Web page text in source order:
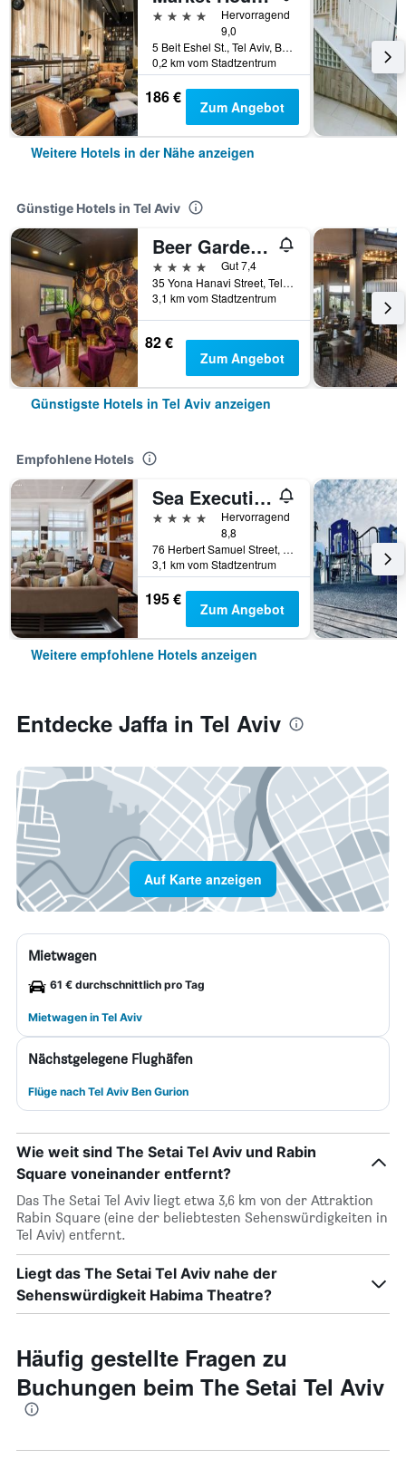
4 Sterne
Hervorragend
9,0
5 Beit Eshel St., Tel Aviv, Bezirk Tel Aviv, Israel
0,2 km vom Stadtzentrum
186 € Zum Angebot
Weitere Hotels in der Nähe anzeigen
Günstige Hotels in Tel Aviv
Beer Garden Hotel
4 Sterne
Gut 7,4
35 Yona Hanavi Street, Tel Aviv, Bezirk Tel Aviv, Israel
3,1 km vom Stadtzentrum
82 €
Zum Angebot
Günstigste Hotels in Tel Aviv anzeigen
Empfohlene Hotels
Sea Executive Suites
4 Sterne
Hervorragend
8,8
76 Herbert Samuel Street, Tel Aviv, Bezirk Tel Aviv, Israel
3,1 km vom Stadtzentrum
195 € Zum Angebot
Weitere empfohlene Hotels anzeigen
Entdecke Jaffa in Tel Aviv
Auf Karte anzeigen
Mietwagen
61 € durchschnittlich pro Tag
Mietwagen in Tel Aviv
Nächstgelegene Flughäfen
Flüge nach Tel Aviv Ben Gurion
Wie weit sind The Setai Tel Aviv und Rabin
Square voneinander entfernt?
Das The Setai Tel Aviv liegt etwa 3,6 km von der Attraktion
Rabin Square (eine der beliebtesten Sehenswürdigkeiten in
Tel Aviv) entfernt.
Liegt das The Setai Tel Aviv nahe der
Sehenswürdigkeit Habima Theatre?
Häufig gestellte Fragen zu
Buchungen beim The Setai Tel Aviv